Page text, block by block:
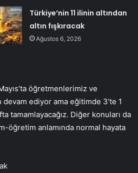
Türkiye’nin 11 ilinin altından
altın fışkıracak
Ağustos 6, 2026
öğretmenlerimiz ve
ediyor ama eğitimde 3’te 1
tamamlayacağız. Diğer konuları da
öğretim anlamında normal hayata